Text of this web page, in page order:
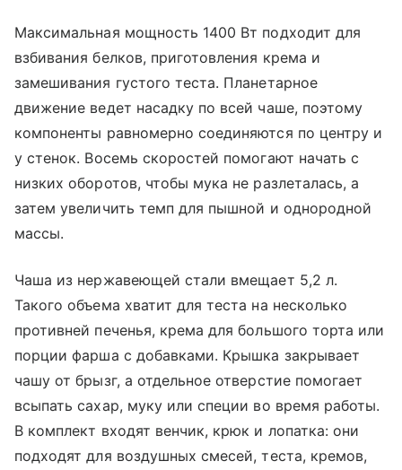
Максимальная мощность 1400 Вт подходит для
взбивания белков, приготовления крема и
замешивания густого теста. Планетарное
движение ведет насадку по всей чаше, поэтому
компоненты равномерно соединяются по центру и
у стенок. Восемь скоростей помогают начать с
низких оборотов, чтобы мука не разлеталась, а
затем увеличить темп для пышной и однородной
массы.
Чаша из нержавеющей стали вмещает 5,2 л.
Такого объема хватит для теста на несколько
противней печенья, крема для большого торта или
порции фарша с добавками. Крышка закрывает
чашу от брызг, а отдельное отверстие помогает
всыпать сахар, муку или специи во время работы.
В комплект входят венчик, крюк и лопатка: они
подходят для воздушных смесей, теста, кремов,